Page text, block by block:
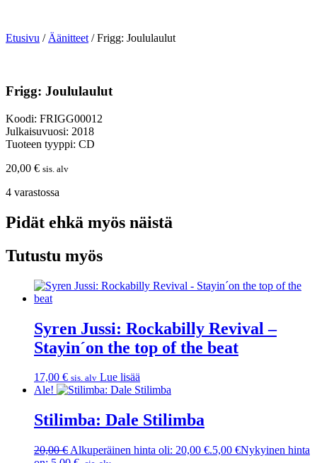
Etusivu /Äänitteet/ Frigg: Joululaulut
Frigg: Joululaulut
Koodi: FRIGG00012
Julkaisuvuosi: 2018
Tuoteen tyyppi: CD
20,00 € sis. alv
4 varastossa
Pidät ehkä myös näistä
Tutustu myös
Syren Jussi: Rockabilly Revival –
Stayin´on the top of the beat
17,00 € sis. alv Lue lisää
Ale!
Stilimba: Dale Stilimba
20,00€ Alkuperäinen hinta oli: 20,00 €.5,00 €Nykyinen hinta